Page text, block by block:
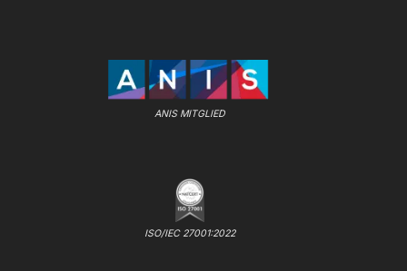
ANIS MITGLIED
ISO/IEC 27001:2022